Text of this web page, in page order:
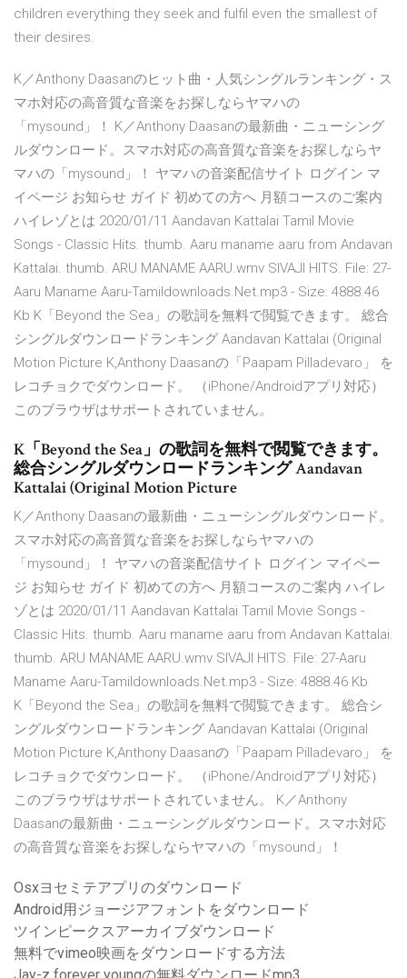
children everything they seek and fulfil even the smallest of
their desires.
K／Anthony Daasanのヒット曲・人気シングルランキング・ス
マホ対応の高音質な音楽をお探しならヤマハの
「mysound」！ K／Anthony Daasanの最新曲・ニューシング
ルダウンロード。スマホ対応の高音質な音楽をお探しならヤ
マハの「mysound」！ ヤマハの音楽配信サイト ログイン マ
イページ お知らせ ガイド 初めての方へ 月額コースのご案内
ハイレゾとは 2020/01/11 Aandavan Kattalai Tamil Movie
Songs - Classic Hits. thumb. Aaru maname aaru from Andavan
Kattalai. thumb. ARU MANAME AARU.wmv SIVAJI HITS. File: 27-
Aaru Maname Aaru-Tamildownloads.Net.mp3 - Size: 4888.46
Kb K「Beyond the Sea」の歌詞を無料で閲覧できます。 総合
シングルダウンロードランキング Aandavan Kattalai (Original
Motion Picture K,Anthony Daasanの「Paapam Pilladevaro」 を
レコチョクでダウンロード。 （iPhone/Androidアプリ対応）
このブラウザはサポートされていません。
K「Beyond the Sea」の歌詞を無料で閲覧できます。
総合シングルダウンロードランキング Aandavan
Kattalai (Original Motion Picture
K／Anthony Daasanの最新曲・ニューシングルダウンロード。
スマホ対応の高音質な音楽をお探しならヤマハの
「mysound」！ ヤマハの音楽配信サイト ログイン マイペー
ジ お知らせ ガイド 初めての方へ 月額コースのご案内 ハイレ
ゾとは 2020/01/11 Aandavan Kattalai Tamil Movie Songs -
Classic Hits. thumb. Aaru maname aaru from Andavan Kattalai.
thumb. ARU MANAME AARU.wmv SIVAJI HITS. File: 27-Aaru
Maname Aaru-Tamildownloads.Net.mp3 - Size: 4888.46 Kb
K「Beyond the Sea」の歌詞を無料で閲覧できます。 総合シ
ングルダウンロードランキング Aandavan Kattalai (Original
Motion Picture K,Anthony Daasanの「Paapam Pilladevaro」 を
レコチョクでダウンロード。 （iPhone/Androidアプリ対応）
このブラウザはサポートされていません。 K／Anthony
Daasanの最新曲・ニューシングルダウンロード。スマホ対応
の高音質な音楽をお探しならヤマハの「mysound」！
Osxヨセミテアプリのダウンロード
Android用ジョージアフォントをダウンロード
ツインピークスアーカイブダウンロード
無料でvimeo映画をダウンロードする方法